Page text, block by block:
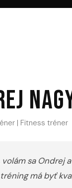
| Fitness tréner
volám sa Ondrej
má byť